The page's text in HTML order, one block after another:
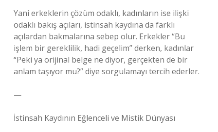
Yani erkeklerin çözüm odaklı, kadınların ise ilişki
odaklı bakış açıları, istinsah kaydına da farklı
açılardan bakmalarına sebep olur. Erkekler “Bu
işlem bir gereklilik, hadi geçelim” derken, kadınlar
“Peki ya orijinal belge ne diyor, gerçekten de bir
anlam taşıyor mu?” diye sorgulamayı tercih ederler.
—
İstinsah Kaydının Eğlenceli ve Mistik Dünyası